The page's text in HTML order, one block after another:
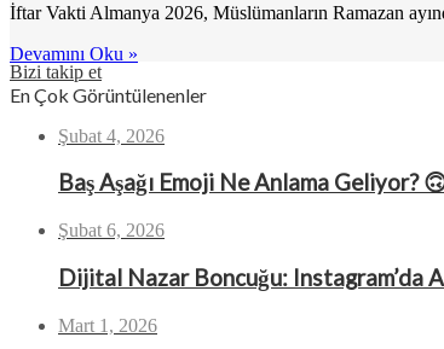
İftar Vakti Almanya 2026, Müslümanların Ramazan
Devamını Oku »
Bizi takip et
En Çok Görüntülenenler
Şubat 4, 2026
Baş Aşağı Emoji Ne Anlama Geliyor?
Şubat 6, 2026
Dijital Nazar Boncuğu: Instagram’da
Mart 1, 2026